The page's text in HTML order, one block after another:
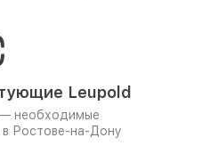
Leupold
необходимые
Ростове-на-Дону